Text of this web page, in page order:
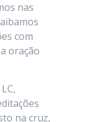
nas
com
oração
na cruz,